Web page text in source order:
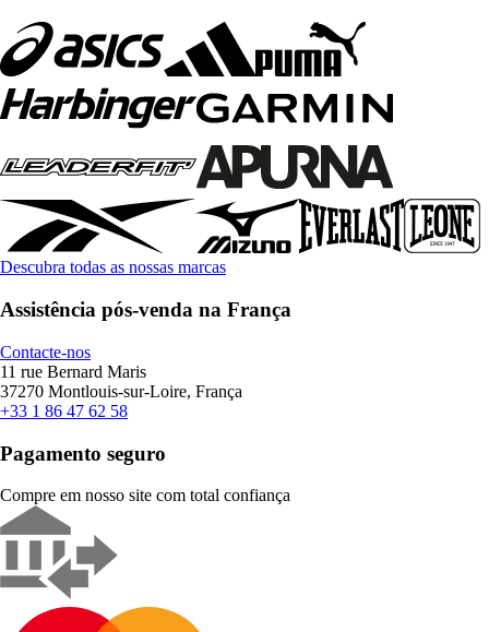
Descubra todas as nossas marcas
Assistência pós-venda na França
Contacte-nos
11 rue Bernard Maris
37270 Montlouis-sur-Loire, França
+33 1 86 47 62 58
Pagamento seguro
Compre em nosso site com total confiança